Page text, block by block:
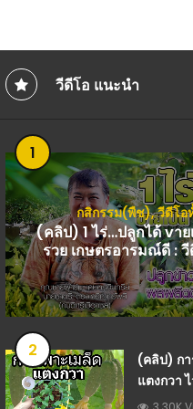
วีดีโอ แนะนำ
1
กสิกรรม(พืช),วีดีโอ
(คลิป) 1 ไร่…ปลูกได้ vาย
รวย เกษตรอารมณ์ดี : วี
2
(คลิป) กา
แตงกวา
ประทาน